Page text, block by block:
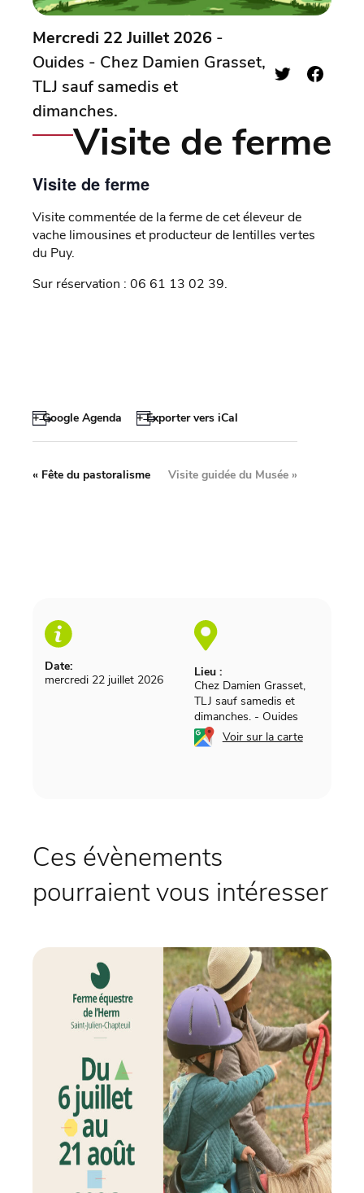
Mercredi 22 Juillet 2026 -
Ouides - Chez Damien Grasset,
TLJ sauf samedis et
dimanches.
Visite de ferme
Visite de ferme
Visite commentée de la ferme de cet éleveur de
vache limousines et producteur de lentilles vertes
du Puy.
Sur réservation : 06 61 13 02 39.
+ Google Agenda + Exporter vers iCal
Date:
mercredi 22 juillet 2026
Lieu :
Chez Damien Grasset,
TLJ sauf samedis et
dimanches. - Ouides
Voir sur la carte
« Fête du pastoralisme Visite guidée du Musée »
Ces évènements
pourraient vous intéresser